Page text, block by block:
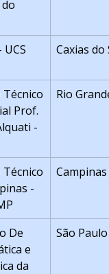
UCS Caxias do
Prof.
-
Rio
-
Campinas
De
e
da
São Paulo